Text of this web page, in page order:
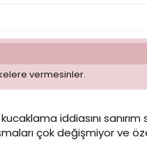
vermesinler.
iddiasını
çok değişmiyor ve